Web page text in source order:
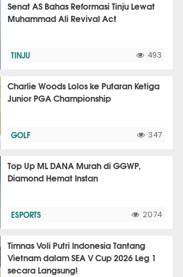
Senat AS Bahas Reformasi Tinju Lewat
Muhammad Ali Revival Act
TINJU 493
Charlie Woods Lolos ke Putaran Ketiga
Junior PGA Championship
GOLF 347
Top Up ML DANA Murah di GGWP,
Diamond Hemat Instan
ESPORTS 2074
Timnas Voli Putri Indonesia Tantang
Vietnam dalam SEA V Cup 2026 Leg 1
secara Langsung!